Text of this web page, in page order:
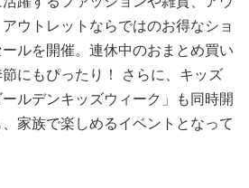
ウトレットならではのお得なショ
ルを開催。連休中のおまとめ買い
にもぴったり！ さらに、キッズ
ルデンキッズウィーク」も同時開
家族で楽しめるイベントとなって